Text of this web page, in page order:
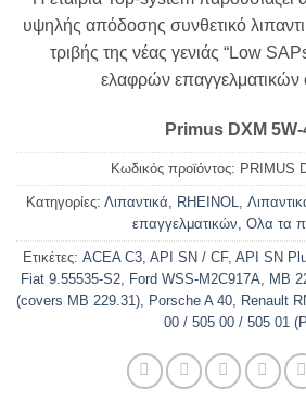
υψηλής απόδοσης συνθετικό
τριβής της νέας γενιάς “Low
ελαφρών επαγγελματικών
Primus DXM 5W-
Κωδικός προϊόντος: PRIMUS
Κατηγορίες: Λιπαντικά RHEINOL
επαγγελματικών Ολα τα
Ετικέτες: ACEA C3 API SN / CF, API SN
Fiat 9.55535-S2, Ford WSS-M2C917A MB
(covers MB 229.31)
Porsche A 40 Renault
00 / 505 00 / 505 01